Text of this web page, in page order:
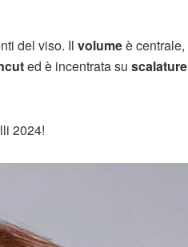
del viso. Il volumeè centrale,
ed è incentrata su scalature
2024!